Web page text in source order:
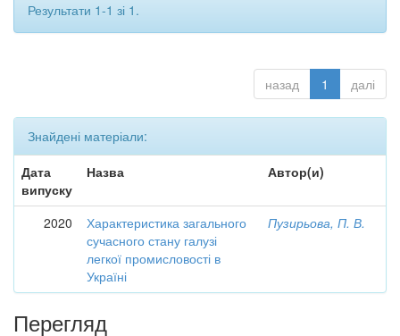
Результати 1-1 зі 1.
назад 1 далі
Знайдені матеріали:
Дата
випуску
Назва Автор(и)
2020
Характеристика загального
сучасного стану галузі
легкої промисловості в
Україні
Пузирьова, П. В.
Перегляд